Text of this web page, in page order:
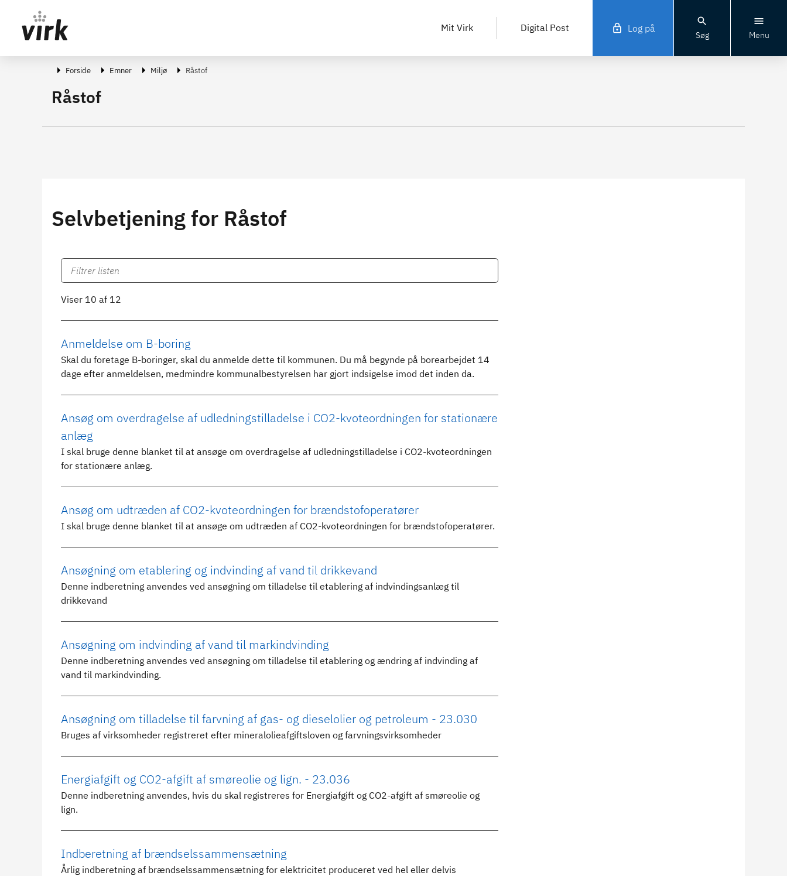
Mit Virk
Digital Post Log på
Søg Menu
Forside Emner Miljø Råstof
Råstof
Selvbetjening for Råstof
Viser 10 af 12
Anmeldelse om B-boring
Skal du foretage B-boringer, skal du anmelde dette til kommunen. Du må begynde på borearbejdet 14
dage efter anmeldelsen, medmindre kommunalbestyrelsen har gjort indsigelse imod det inden da.
Ansøg om overdragelse af udledningstilladelse i CO2-kvoteordningen for stationære
anlæg
I skal bruge denne blanket til at ansøge om overdragelse af udledningstilladelse i CO2-kvoteordningen
for stationære anlæg.
Ansøg om udtræden af CO2-kvoteordningen for brændstofoperatører
I skal bruge denne blanket til at ansøge om udtræden af CO2-kvoteordningen for brændstofoperatører.
Ansøgning om etablering og indvinding af vand til drikkevand
Denne indberetning anvendes ved ansøgning om tilladelse til etablering af indvindingsanlæg til
drikkevand
Ansøgning om indvinding af vand til markindvinding
Denne indberetning anvendes ved ansøgning om tilladelse til etablering og ændring af indvinding af
vand til markindvinding.
Ansøgning om tilladelse til farvning af gas- og dieselolier og petroleum - 23.030
Bruges af virksomheder registreret efter mineralolieafgiftsloven og farvningsvirksomheder
Energiafgift og CO2-afgift af smøreolie og lign. - 23.036
Denne indberetning anvendes, hvis du skal registreres for Energiafgift og CO2-afgift af smøreolie og
lign.
Indberetning af brændselssammensætning
Årlig indberetning af brændselssammensætning for elektricitet produceret ved hel eller delvis